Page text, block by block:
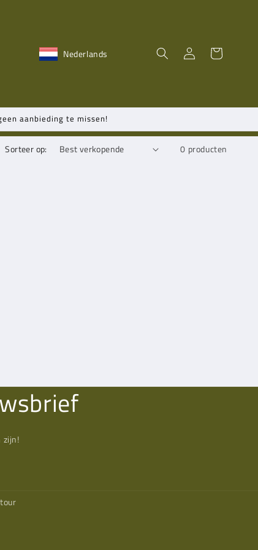
Nederlands InloggenWinkelwagen
aanbieding te missen!
Sorteer op: 0 producten
zijn!